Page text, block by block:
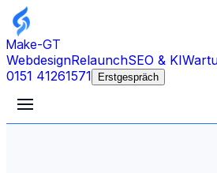
Make-GT
WebdesignRelaunchSEO & KI
0151 41261571
Erstgespräch